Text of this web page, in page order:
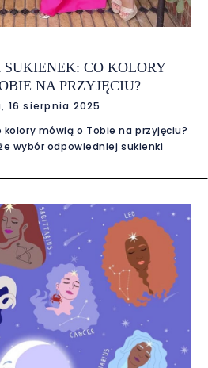
CO KOLORY
NA PRZYJĘCIU?
16 sierpnia 2025
kolory mówią o Tobie na przyjęciu?
wybór odpowiedniej sukienki
komunikat, który wysyłasz
kolorów odgrywa ogromną rolę w
podkreślić Twój charakter,
pełnić podczas wydarzenia.
aby wiedzieć, co oznaczają
i jak wykorzystać je, by
CZERWIEŃ - to wybór dla kobiet
przyciągnąć uwagę i emanować
kreację w tym odcieniu z
się na stylizację pełną
wesela czy bankiety.